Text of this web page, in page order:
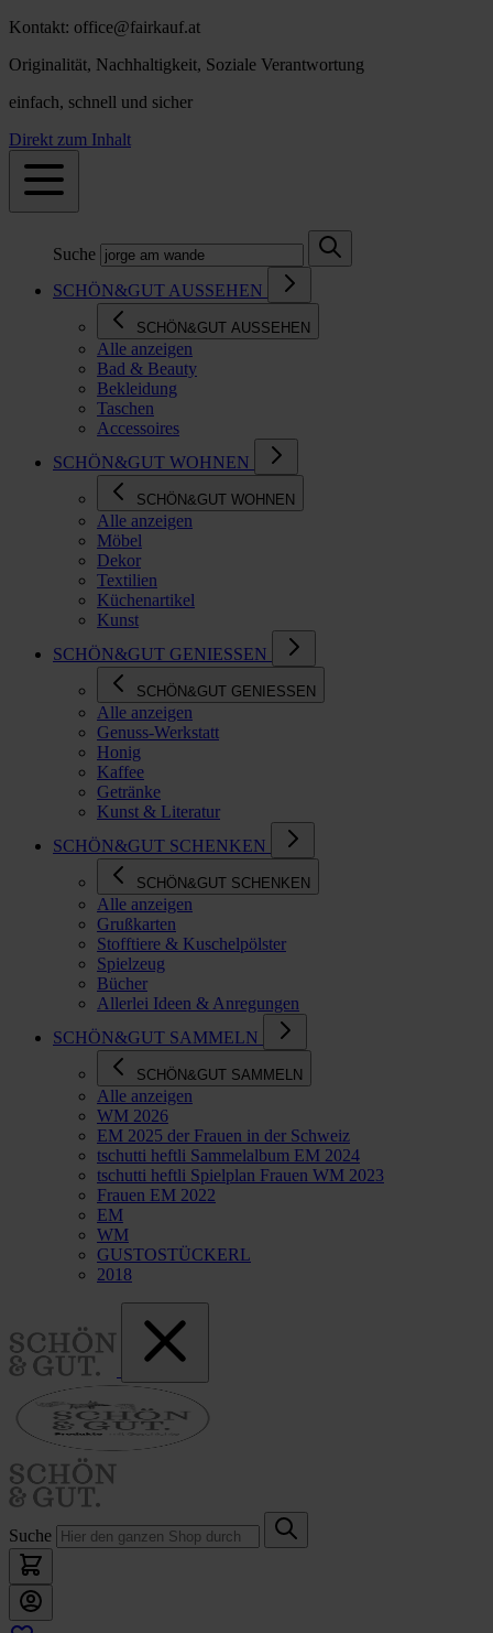
Kontakt: office@fairkauf.at
Originalität, Nachhaltigkeit, Soziale Verantwortung
einfach, schnell und sicher
Direkt zum Inhalt
Suche
SCHÖN&GUT AUSSEHEN
SCHÖN&GUT AUSSEHEN
Alle anzeigen
Bad & Beauty
Bekleidung
Taschen
Accessoires
SCHÖN&GUT WOHNEN
SCHÖN&GUT WOHNEN
Alle anzeigen
Möbel
Dekor
Textilien
Küchenartikel
Kunst
SCHÖN&GUT GENIESSEN
SCHÖN&GUT GENIESSEN
Alle anzeigen
Genuss-Werkstatt
Honig
Kaffee
Getränke
Kunst & Literatur
SCHÖN&GUT SCHENKEN
SCHÖN&GUT SCHENKEN
Alle anzeigen
Grußkarten
Stofftiere & Kuschelpölster
Spielzeug
Bücher
Allerlei Ideen & Anregungen
SCHÖN&GUT SAMMELN
SCHÖN&GUT SAMMELN
Alle anzeigen
WM 2026
EM 2025 der Frauen in der Schweiz
tschutti heftli Sammelalbum EM 2024
tschutti heftli Spielplan Frauen WM 2023
Frauen EM 2022
EM
WM
GUSTOSTÜCKERL
2018
Suche